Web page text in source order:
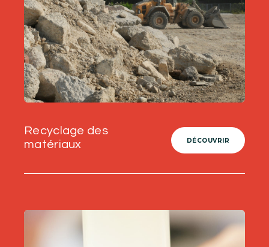
Recyclage des
matériaux
DÉCOUVRIR